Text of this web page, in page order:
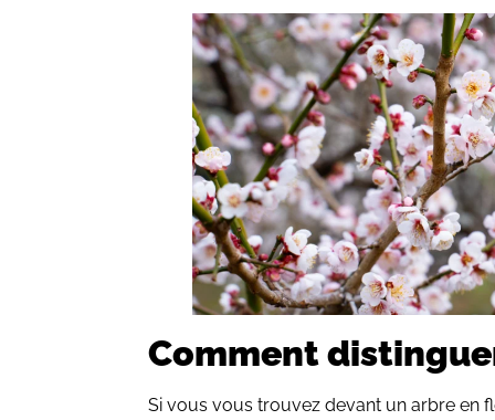
Comment
Si vous vous trouvez devant un arbre en